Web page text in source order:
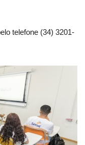
telefone (34) 3201-